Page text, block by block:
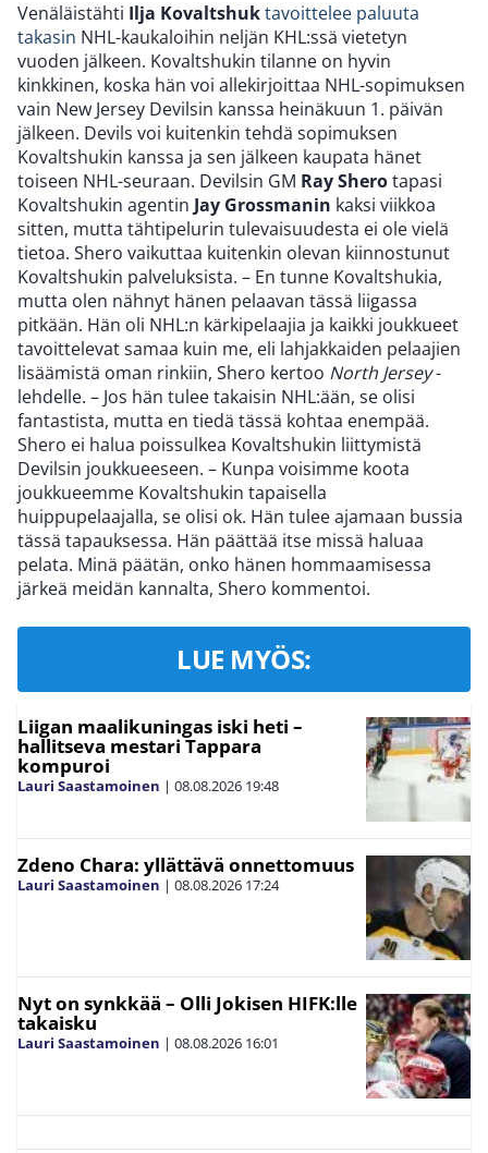
Venäläistähti Ilja Kovaltshuktavoittelee paluuta
takasin NHL-kaukaloihin neljän KHL:ssä vietetyn
vuoden jälkeen. Kovaltshukin tilanne on hyvin
kinkkinen, koska hän voi allekirjoittaa NHL-sopimuksen
vain New Jersey Devilsin kanssa heinäkuun 1. päivän
jälkeen. Devils voi kuitenkin tehdä sopimuksen
Kovaltshukin kanssa ja sen jälkeen kaupata hänet
toiseen NHL-seuraan. Devilsin GM Ray Sherotapasi
Kovaltshukin agentin Jay Grossmanin kaksi viikkoa
sitten, mutta tähtipelurin tulevaisuudesta ei ole vielä
tietoa. Shero vaikuttaa kuitenkin olevan kiinnostunut
Kovaltshukin palveluksista. – En tunne Kovaltshukia,
mutta olen nähnyt hänen pelaavan tässä liigassa
pitkään. Hän oli NHL:n kärkipelaajia ja kaikki joukkueet
tavoittelevat samaa kuin me, eli lahjakkaiden pelaajien
lisäämistä oman rinkiin, Shero kertoo North Jersey-
lehdelle. – Jos hän tulee takaisin NHL:ään, se olisi
fantastista, mutta en tiedä tässä kohtaa enempää.
Shero ei halua poissulkea Kovaltshukin liittymistä
Devilsin joukkueeseen. – Kunpa voisimme koota
joukkueemme Kovaltshukin tapaisella
huippupelaajalla, se olisi ok. Hän tulee ajamaan bussia
tässä tapauksessa. Hän päättää itse missä haluaa
pelata. Minä päätän, onko hänen hommaamisessa
järkeä meidän kannalta, Shero kommentoi.
LUE MYÖS:
Liigan maalikuningas iski heti –
hallitseva mestari Tappara
kompuroi
Lauri Saastamoinen | 08.08.2026 19:48
Zdeno Chara: yllättävä onnettomuus
Lauri Saastamoinen | 08.08.2026 17:24
Nyt on synkkää – Olli Jokisen HIFK:lle
takaisku
Lauri Saastamoinen | 08.08.2026 16:01